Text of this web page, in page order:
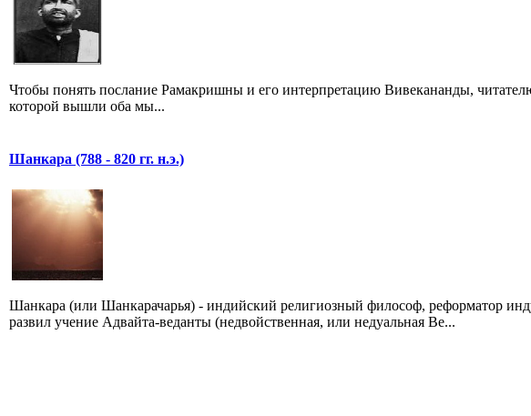
Чтобы понять послание Рамакришны и его интерпретацию Вивекананды,
которой вышли оба мы...
Шанкара (788 - 820 гг. н.э.)
Шанкара (или Шанкарачарья) - индийский религиозный философ, реформатор
развил учение Адвайта-веданты (недвойственная, или недуальная Ве...